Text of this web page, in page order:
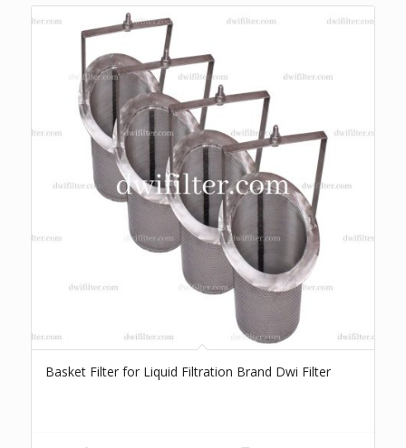
Basket Filter for Liquid Filtration Brand Dwi Filter